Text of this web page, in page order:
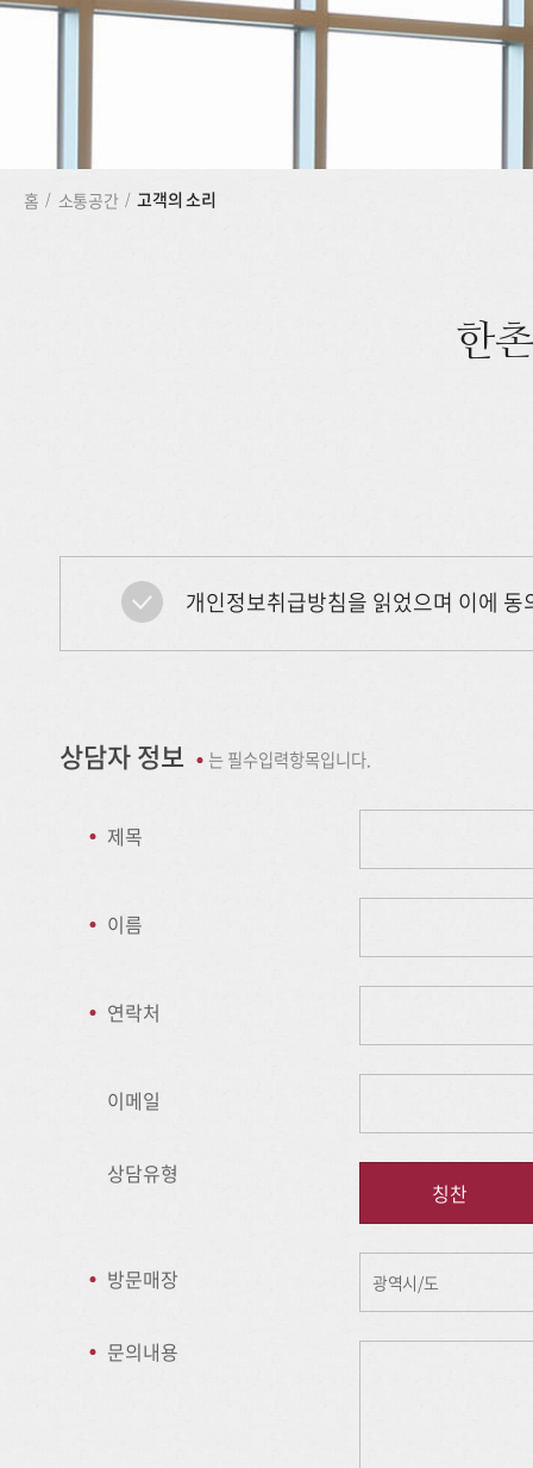
홈 / 소통공간 / 고객의 소리
한
개인정보취급방침을 읽었으며 이에 동
상담자 정보 는 필수입력항목입니다.
제목
이름
연락처
이메일
상담유형
칭찬
방문매장
문의내용